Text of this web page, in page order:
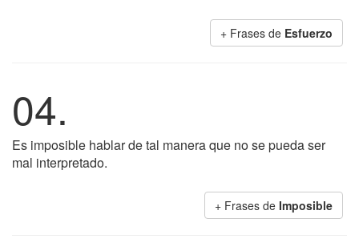
+ Frases de Esfuerzo
04.
Es imposible hablar de tal manera que no se pueda ser
mal interpretado.
+ Frases de Imposible